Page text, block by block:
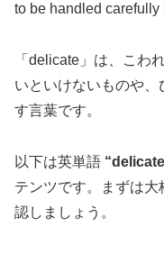
to be handled carefully
「delicate」は、こわ
いといけないものや
す言葉です。
以下は英単語
テンツです。まずは
認しましょう。